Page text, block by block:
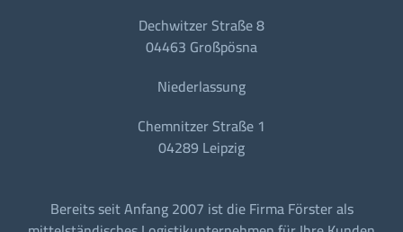
Dechwitzer Straße 8
04463 Großpösna
Niederlassung
Chemnitzer Straße 1
04289 Leipzig
Bereits seit Anfang 2007 ist die Firma Förster als